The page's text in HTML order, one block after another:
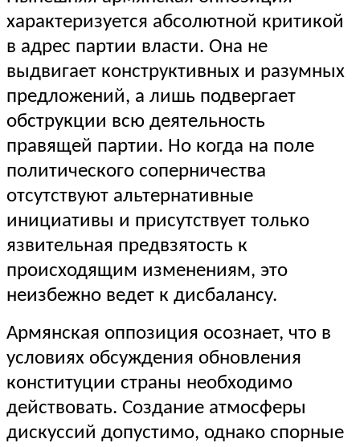
характеризуется абсолютной критикой
в адрес партии власти. Она не
выдвигает конструктивных и разумных
предложений, а лишь подвергает
обструкции всю деятельность
правящей партии. Но когда на поле
политического соперничества
отсутствуют альтернативные
инициативы и присутствует только
язвительная предвзятость к
происходящим изменениям, это
неизбежно ведет к дисбалансу.
Армянская оппозиция осознает, что в
условиях обсуждения обновления
конституции страны необходимо
действовать. Создание атмосферы
дискуссий допустимо, однако спорные